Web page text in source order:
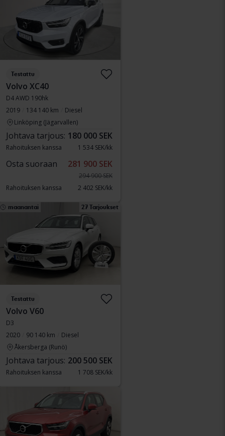
Testattu
Volvo XC40
D4 AWD 190hk
2019
134 140 km
Diesel
Linköping (Jägarvallen)
Johtava tarjous: 180 000 SEK
Rahoituksen kanssa 1 534 SEK/kk
Osta suoraan 281 900 SEK
294 900 SEK
Rahoituksen kanssa
2 402 SEK/kk
maanantai 27 Tarjoukset
Testattu
Volvo V60
D3
2020
90 140 km
Diesel
Åkersberga (Runö)
Johtava tarjous: 200 500 SEK
Rahoituksen kanssa 1 708 SEK/kk